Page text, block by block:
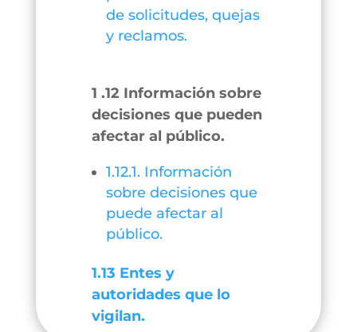
de solicitudes, quejas
y reclamos.
1 .12 Información sobre
decisiones que pueden
afectar al público.
1.12.1. Información
sobre decisiones que
puede afectar al
público.
1.13 Entes y
autoridades que lo
vigilan.